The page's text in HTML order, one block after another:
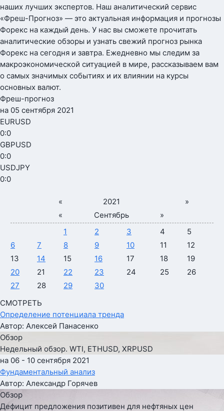
наших лучших экспертов. Наш аналитический сервис
«Фреш-Прогноз» — это актуальная информация и прогнозы
Форекс на каждый день. У нас вы сможете прочитать
аналитические обзоры и узнать свежий прогноз рынка
Форекс на сегодня и завтра. Ежедневно мы следим за
макроэкономической ситуацией в мире, рассказываем вам
о самых значимых событиях и их влиянии на курсы
основных валют.
Фреш-прогноз
на 05 сентября 2021
EURUSD
0:0
GBPUSD
0:0
USDJPY
0:0
« 2021
»
«
Сентябрь
»
1
2 3 4
5
6
7 8 9 10 11
12
13
14 15 16 17 18
19
20
21 22 23 24 25
26
27
28 29
30
СМОТРЕТЬ
Определение потенциала тренда
Автор: Алексей Панасенко
Обзор
Недельный обзор. WTI, ETHUSD, XRPUSD
на 06 - 10 сентября 2021
Фундаментальный анализ
Автор: Александр Горячев
Обзор
Дефицит предложения позитивен для нефтяных цен